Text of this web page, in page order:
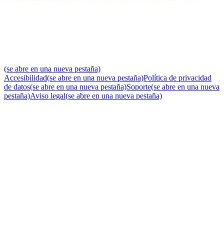
(se abre en una nueva pestaña)
Accesibilidad(se abre en una nueva pestaña)Política de privacidad
de datos(se abre en una nueva pestaña)Soporte(se abre en una nueva
pestaña)Aviso legal(se abre en una nueva pestaña)